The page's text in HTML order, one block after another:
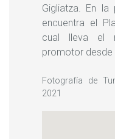
Gigliatza. En
encuentra el
cual lleva el
promotor desde
Fotografía de
2021